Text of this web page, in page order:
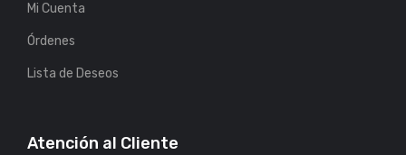
Mi Cuenta
Órdenes
Lista de Deseos
Atención al Cliente